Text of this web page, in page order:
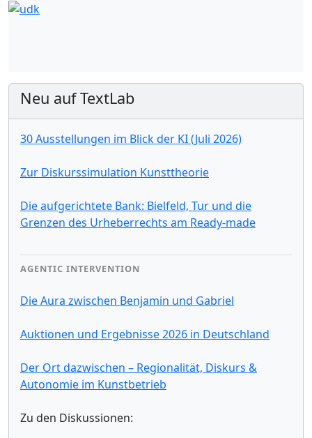
Neu auf TextLab
30 Ausstellungen im Blick der KI (Juli 2026)
Zur Diskurssimulation Kunsttheorie
Die aufgerichtete Bank: Bielfeld, Tur und die
Grenzen des Urheberrechts am Ready-made
AGENTIC INTERVENTION
Die Aura zwischen Benjamin und Gabriel
Auktionen und Ergebnisse 2026 in Deutschland
Der Ort dazwischen – Regionalität, Diskurs &
Autonomie im Kunstbetrieb
Zu den Diskussionen: